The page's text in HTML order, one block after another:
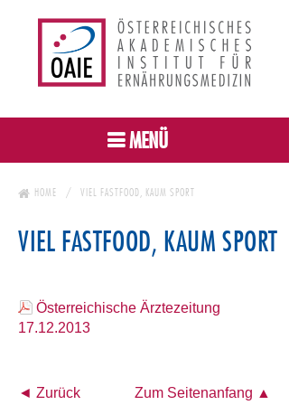
MENÜ
HOME VIEL FASTFOOD, KAUM SPORT
VIEL FASTFOOD, KAUM SPORT
Österreichische Ärztezeitung
17.12.2013
◄ Zurück Zum Seitenanfang ▲